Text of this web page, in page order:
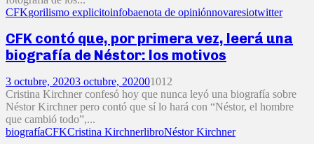
CFKgorilismo explicitoinfobaenota de opiniónnovaresiotwitter
CFK contó que, por primera vez, leerá una
biografía de Néstor: los motivos
3 octubre, 20203 octubre, 202001012
Cristina Kirchner confesó hoy que nunca leyó una biografía sobre
Néstor Kirchner pero contó que sí lo hará con “Néstor, el hombre
que cambió todo”,...
biografíaCFKCristina KirchnerlibroNéstor Kirchner